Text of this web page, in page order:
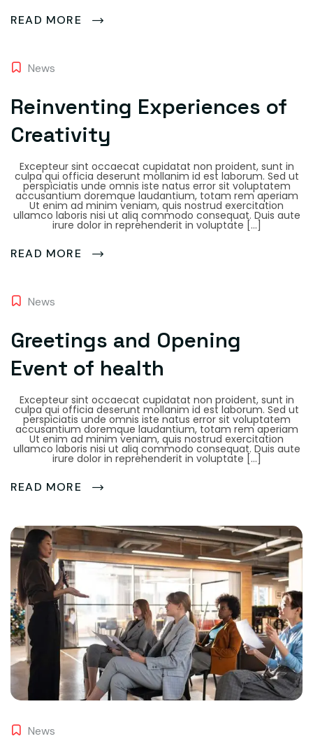
READ MORE
News
Reinventing Experiences of
Creativity
Excepteur sint occaecat cupidatat non proident, sunt in
culpa qui officia deserunt mollanim id est laborum. Sed ut
perspiciatis unde omnis iste natus error sit voluptatem
accusantium doremque laudantium, totam rem aperiam
Ut enim ad minim veniam, quis nostrud exercitation
ullamco laboris nisi ut aliq commodo consequat. Duis aute
irure dolor in reprehenderit in voluptate […]
READ MORE
News
Greetings and Opening
Event of health
Excepteur sint occaecat cupidatat non proident, sunt in
culpa qui officia deserunt mollanim id est laborum. Sed ut
perspiciatis unde omnis iste natus error sit voluptatem
accusantium doremque laudantium, totam rem aperiam
Ut enim ad minim veniam, quis nostrud exercitation
ullamco laboris nisi ut aliq commodo consequat. Duis aute
irure dolor in reprehenderit in voluptate […]
READ MORE
News